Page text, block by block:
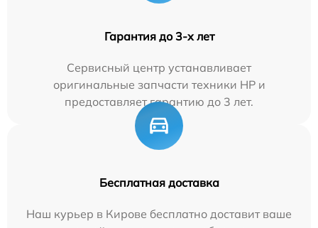
Гарантия до 3-х лет
Сервисный центр устанавливает
оригинальные запчасти техники HP и
предоставляет гарантию до 3 лет.
Бесплатная доставка
Наш курьер в Кирове бесплатно доставит ваше